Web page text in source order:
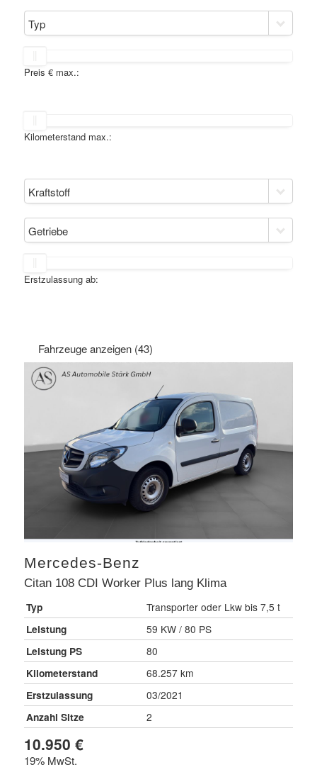
Mercedes-Benz
Citan 108 CDI Worker Plus lang Klima
Typ
Transporter oder Lkw bis 7,5 t
Leistung
59 KW / 80 PS
Leistung PS
80
Kilometerstand
68.257 km
Erstzulassung
03/2021
Anzahl Sitze
2
10.950 €
19% MwSt.
Typ
Preis € max.:
Kilometerstand max.:
Kraftstoff
Getriebe
Erstzulassung ab:
Fahrzeuge anzeigen (43)